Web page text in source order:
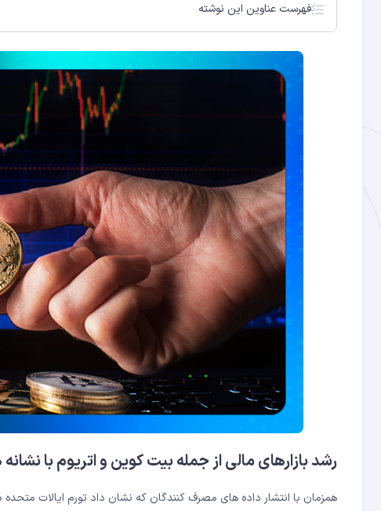
فهرست عناوین این نوشته
نگاهی سریع به بازارهای مالی
رشد بازارهای مالی از جمله بیت کوین و اتریوم با
همزمان با انتشار داده های مصرف کنندگان که نشان داد تورم ایالات